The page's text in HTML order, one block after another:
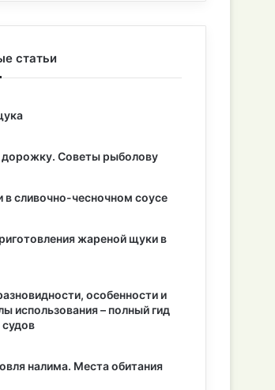
статьи
дорожку. Советы рыболову
в сливочно-чесночном соусе
жареной щуки в
особенности и
использования – полный гид
налима. Места обитания